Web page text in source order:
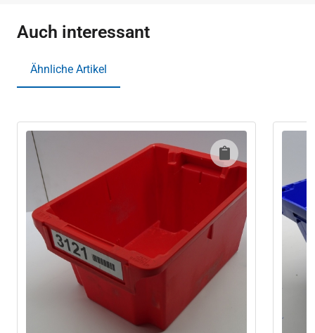
Auch interessant
Ähnliche Artikel